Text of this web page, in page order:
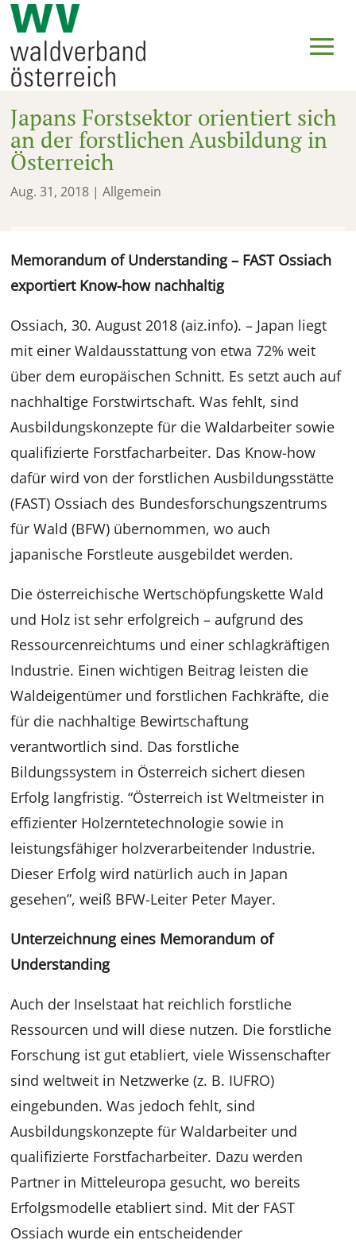
Japans Forstsektor orientiert sich
an der forstlichen Ausbildung in
Österreich
Aug. 31, 2018 | Allgemein
Memorandum of Understanding – FAST Ossiach
exportiert Know-how nachhaltig
Ossiach, 30. August 2018 (aiz.info). – Japan liegt
mit einer Waldausstattung von etwa 72% weit
über dem europäischen Schnitt. Es setzt auch auf
nachhaltige Forstwirtschaft. Was fehlt, sind
Ausbildungskonzepte für die Waldarbeiter sowie
qualifizierte Forstfacharbeiter. Das Know-how
dafür wird von der forstlichen Ausbildungsstätte
(FAST) Ossiach des Bundesforschungszentrums
für Wald (BFW) übernommen, wo auch
japanische Forstleute ausgebildet werden.
Die österreichische Wertschöpfungskette Wald
und Holz ist sehr erfolgreich – aufgrund des
Ressourcenreichtums und einer schlagkräftigen
Industrie. Einen wichtigen Beitrag leisten die
Waldeigentümer und forstlichen Fachkräfte, die
für die nachhaltige Bewirtschaftung
verantwortlich sind. Das forstliche
Bildungssystem in Österreich sichert diesen
Erfolg langfristig. “Österreich ist Weltmeister in
effizienter Holzerntetechnologie sowie in
leistungsfähiger holzverarbeitender Industrie.
Dieser Erfolg wird natürlich auch in Japan
gesehen”, weiß BFW-Leiter Peter Mayer.
Unterzeichnung eines Memorandum of
Understanding
Auch der Inselstaat hat reichlich forstliche
Ressourcen und will diese nutzen. Die forstliche
Forschung ist gut etabliert, viele Wissenschafter
sind weltweit in Netzwerke (z. B. IUFRO)
eingebunden. Was jedoch fehlt, sind
Ausbildungskonzepte für Waldarbeiter und
qualifizierte Forstfacharbeiter. Dazu werden
Partner in Mitteleuropa gesucht, wo bereits
Erfolgsmodelle etabliert sind. Mit der FAST
Ossiach wurde ein entscheidender